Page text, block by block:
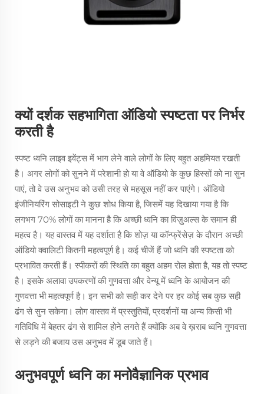
क्यों दर्शक सहभागिता ऑडियो स्पष्टता पर निर्भर
करती है
स्पष्ट ध्वनि लाइव इवेंट्स में भाग लेने वाले लोगों के लिए बहुत अहमियत रखती
है। अगर लोगों को सुनने में परेशानी हो या वे ऑडियो के कुछ हिस्सों को ना सुन
पाएं, तो वे उस अनुभव को उसी तरह से महसूस नहीं कर पाएंगे। ऑडियो
इंजीनियरिंग सोसाइटी ने कुछ शोध किया है, जिसमें यह दिखाया गया है कि
लगभग 70% लोगों का मानना है कि अच्छी ध्वनि का विज़ुअल्स के समान ही
महत्व है। यह वास्तव में यह दर्शाता है कि शोज़ या कॉन्फ्रेंसेज़ के दौरान अच्छी
ऑडियो क्वालिटी कितनी महत्वपूर्ण है। कई चीजें हैं जो ध्वनि की स्पष्टता को
प्रभावित करती हैं। स्पीकरों की स्थिति का बहुत अहम रोल होता है, यह तो स्पष्ट
है। इसके अलावा उपकरणों की गुणवत्ता और वेन्यू में ध्वनि के आयोजन की
गुणवत्ता भी महत्वपूर्ण है। इन सभी को सही कर देने पर हर कोई सब कुछ सही
ढंग से सुन सकेगा। लोग वास्तव में प्रस्तुतियों, प्रदर्शनों या अन्य किसी भी
गतिविधि में बेहतर ढंग से शामिल होने लगते हैं क्योंकि अब वे ख़राब ध्वनि गुणवत्ता
से लड़ने की बजाय उस अनुभव में डूब जाते हैं।
अनुभवपूर्ण ध्वनि का मनोवैज्ञानिक प्रभाव